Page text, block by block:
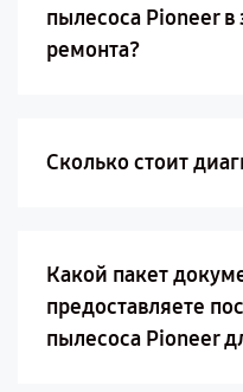
пылесоса Pioneer в
ремонта?
Сколько стоит
Какой пакет
предоставляете
пылесоса Pioneer